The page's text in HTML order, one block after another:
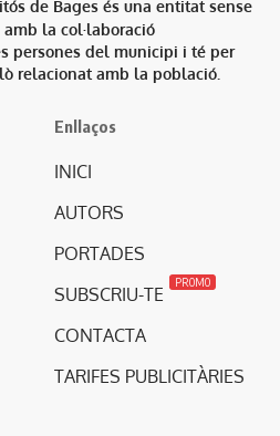
de Bages és una entitat sense
la col·laboració
persones del municipi i té per
relacionat amb la població.
Enllaços
INICI
AUTORS
PORTADES
SUBSCRIU-TE
PROMO
CONTACTA
TARIFES PUBLICITÀRIES